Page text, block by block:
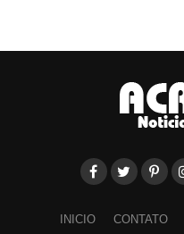
INICIO CONTATO